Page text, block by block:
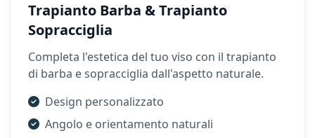
Trapianto Barba & Trapianto
Sopracciglia
Completa l'estetica del tuo viso con il trapianto
di barba e sopracciglia dall'aspetto naturale.
Design personalizzato
Angolo e orientamento naturali